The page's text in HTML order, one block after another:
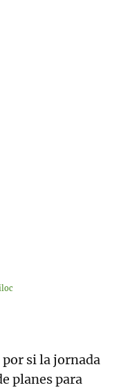
por si la jornada
planes para